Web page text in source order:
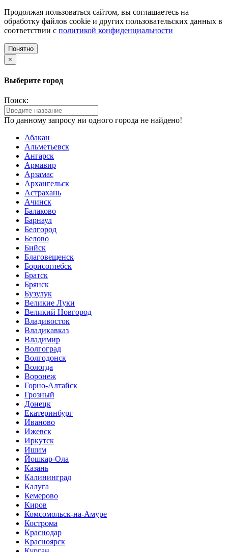
Продолжая пользоваться сайтом, вы соглашаетесь на
обработку файлов cookie и других пользовательских данных в
соответствии с политикой конфиденциальности
Понятно
×
Выберите город
Поиск:
По данному запросу ни одного города не найдено!
Абакан
Альметьевск
Ангарск
Армавир
Арзамас
Архангельск
Астрахань
Ачинск
Балаково
Барнаул
Белгород
Белово
Бийск
Благовещенск
Борисоглебск
Братск
Брянск
Бузулук
Великие Луки
Великий Новгород
Владивосток
Владикавказ
Владимир
Волгоград
Волгодонск
Вологда
Воронеж
Горно-Алтайск
Грозный
Донецк
Екатеринбург
Иваново
Ижевск
Иркутск
Ишим
Йошкар-Ола
Казань
Калининград
Калуга
Кемерово
Киров
Комсомольск-на-Амуре
Кострома
Краснодар
Красноярск